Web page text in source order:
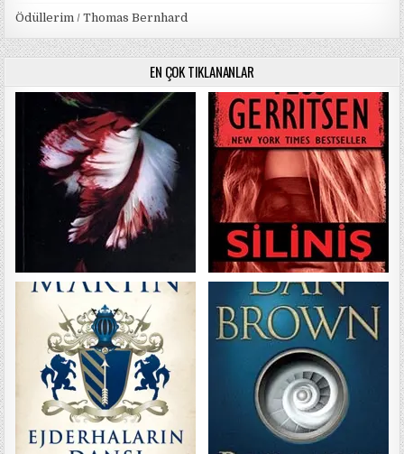
Ödüllerim / Thomas Bernhard
EN ÇOK TIKLANANLAR